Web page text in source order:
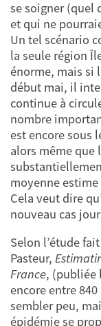
se soigner (quel
et qui ne
Un tel scénario
la seule région
énorme, mais si
début mai, il
continue à
nombre
est encore sous
alors même que
moyenne estime
Cela veut dire
nouveau cas
Selon l’étude
Pasteur,
France, (publiée
encore entre
sembler peu,
épidémie se